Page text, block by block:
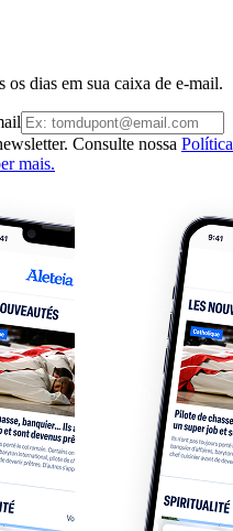
os dias em sua caixa de e-mail.
Consulte nossa
mais.